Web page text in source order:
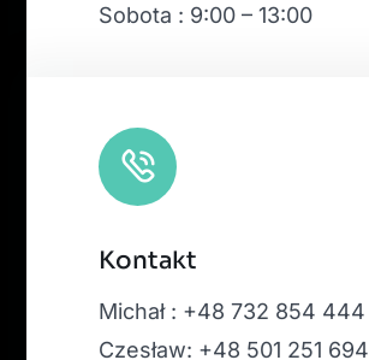
Sobota : 9:00 – 13:00
Kontakt
Michał : +48 732 854 444
Czesław: +48 501 251 694